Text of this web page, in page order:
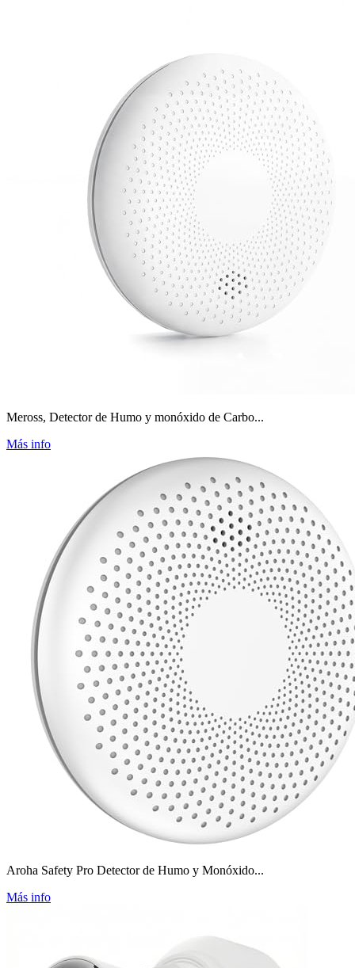
Meross, Detector de Humo y monóxido de Carbo...
Más info
Aroha Safety Pro Detector de Humo y Monóxido...
Más info